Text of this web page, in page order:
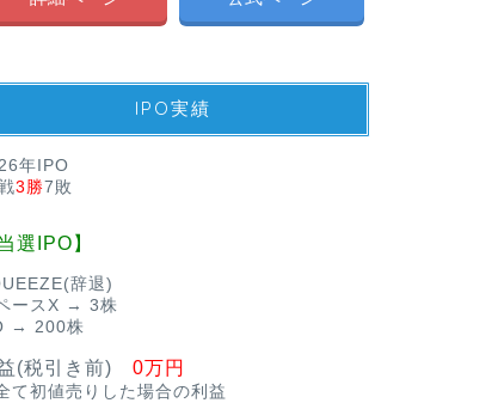
IPO実績
年IPO
3勝7敗
選IPO】
辞退)
ースX → 3株
→ 200株
(税引き前) 0万円
て初値売りした場合の利益